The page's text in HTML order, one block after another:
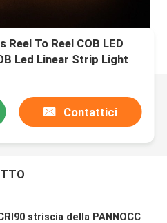
To Reel COB LED
Led Linear Strip Light
Contattici
striscia della PANNOCC